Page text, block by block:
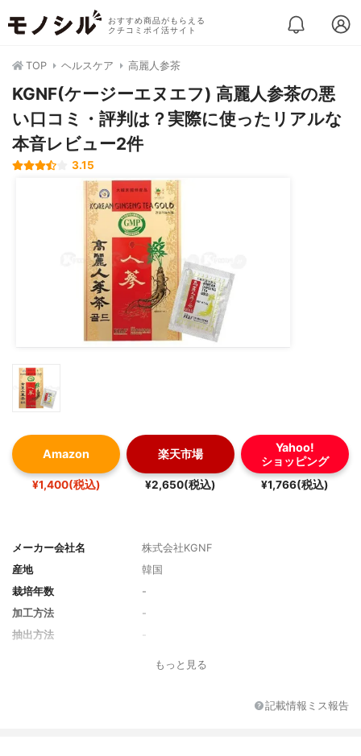
おすすめ商品がもらえる
クチコミポイ活サイト
TOP ヘルスケア 高麗人参茶
KGNF(ケージーエヌエフ) 高麗人参茶の悪
い口コミ・評判は？実際に使ったリアルな
本音レビュー2件
3.15
Amazon
¥1,400(税込)
楽天市場
¥2,650(税込)
Yahoo!
ショッピング
¥1,766(税込)
メーカー会社名
株式会社KGNF
産地
韓国
栽培年数
-
加工方法
-
抽出方法
もっと見る
記載情報ミス報告